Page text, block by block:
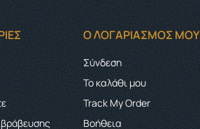
Ο ΛΟΓΑΡΙΑΣΜΌΣ ΜΟΥ
Σύνδεση
Το καλάθι μου
Track My Order
Boήθεια